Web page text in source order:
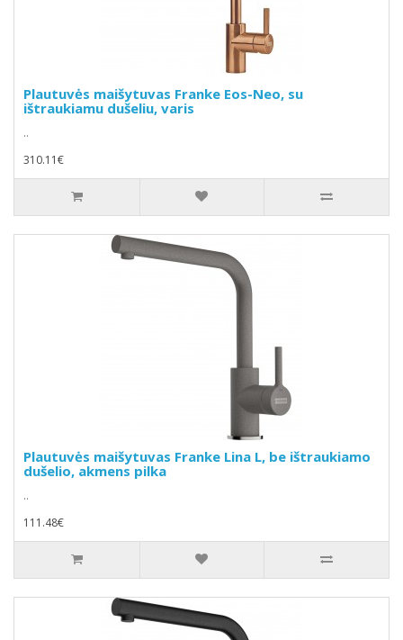
Plautuvės maišytuvas Franke Eos-Neo, su
ištraukiamu dušeliu, varis
..
310.11€
Plautuvės maišytuvas Franke Lina L, be ištraukiamo
dušelio, akmens pilka
..
111.48€